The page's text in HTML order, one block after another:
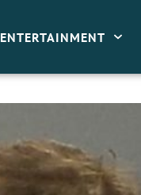
ENTERTAINMENT